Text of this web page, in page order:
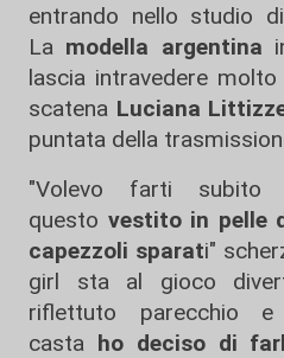
entrando nello studio di
La modella argentina
lascia intravedere
scatena Luciana
puntata della
"Volevo farti subito
questo vestito in pelle
capezzoli sparati"
girl sta al gioco
riflettuto parecchio
casta ho deciso di